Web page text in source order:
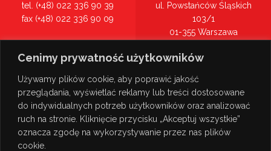
Cenimy prywatność użytkowników
Używamy plików cookie, aby poprawić jakość
przeglądania, wyświetlać reklamy lub treści dostosowane
do indywidualnych potrzeb użytkowników oraz analizować
ruch na stronie. Kliknięcie przycisku „Akceptuj wszystkie”
oznacza zgodę na wykorzystywanie przez nas plików
cookie.
tel. (+48) 022 336 90 39
fax (+48) 022 336 90 09
tel. (+48) 022 336 90 00
ul. Powstańców Śląskich
103/1
01-355 Warszawa
Zobacz na mapie >